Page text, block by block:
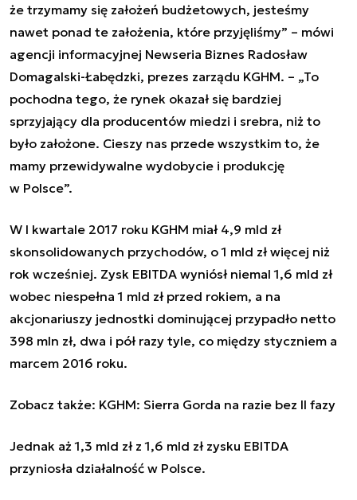
że trzymamy się założeń budżetowych, jesteśmy
nawet ponad te założenia, które przyjęliśmy” – mówi
agencji informacyjnej Newseria Biznes Radosław
Domagalski-Łabędzki, prezes zarządu KGHM. – „To
pochodna tego, że rynek okazał się bardziej
sprzyjający dla producentów miedzi i srebra, niż to
było założone. Cieszy nas przede wszystkim to, że
mamy przewidywalne wydobycie i produkcję
w Polsce”.
W I kwartale 2017 roku KGHM miał 4,9 mld zł
skonsolidowanych przychodów, o 1 mld zł więcej niż
rok wcześniej. Zysk EBITDA wyniósł niemal 1,6 mld zł
wobec niespełna 1 mld zł przed rokiem, a na
akcjonariuszy jednostki dominującej przypadło netto
398 mln zł, dwa i pół razy tyle, co między styczniem a
marcem 2016 roku.
Zobacz także: KGHM: Sierra Gorda na razie bez II fazy
Jednak aż 1,3 mld zł z 1,6 mld zł zysku EBITDA
przyniosła działalność w Polsce.